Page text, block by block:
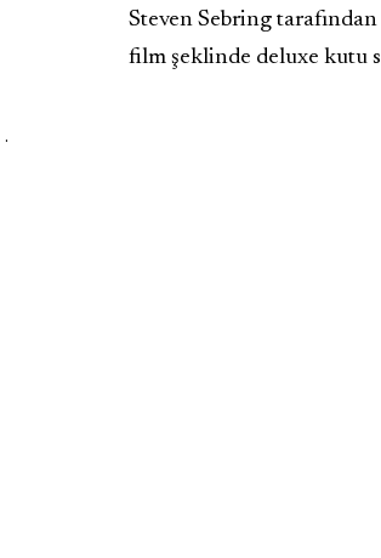
·
Steven Sebring
film şeklinde deluxe kutu